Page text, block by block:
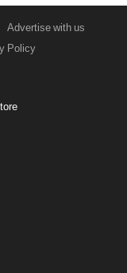
Advertise with us
Policy